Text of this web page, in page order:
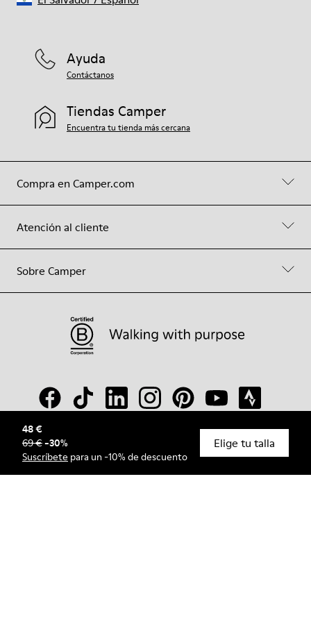
48 €
69 €-30%
Suscríbete para un -10% de descuento
Elige tu talla
Compra en Camper.com
Atención al cliente
Sobre Camper
Ayuda
Contáctanos
Tiendas Camper
Encuentra tu tienda más cercana
© Camper, 2026